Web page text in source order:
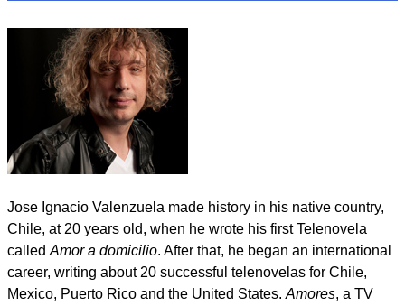
Jose Ignacio Valenzuela made history in his native country,
Chile, at 20 years old, when he wrote his first Telenovela
called Amor a domicilio. After that, he began an international
career, writing about 20 successful telenovelas for Chile,
Mexico, Puerto Rico and the United States. Amores, a TV